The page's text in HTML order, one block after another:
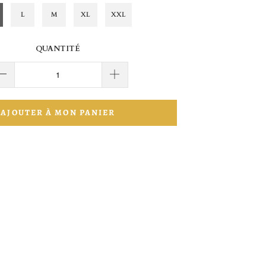
L M XL XXL
QUANTITÉ
AJOUTER À MON PANIER